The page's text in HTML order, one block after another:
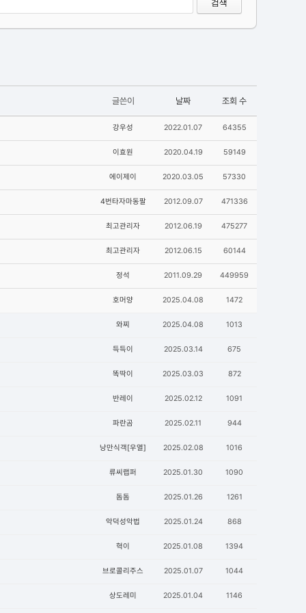
검색
글쓴이 날짜 조회 수
강우성 2022.01.07 64355
이효원 2020.04.19 59149
에이제이 2020.03.05 57330
4번타자마동팔 2012.09.07 471336
최고관리자 2012.06.19 475277
최고관리자 2012.06.15 60144
정석 2011.09.29 449959
호머양 2025.04.08 1472
와찌 2025.04.08 1013
득득이 2025.03.14 675
똑딱이 2025.03.03 872
반레이 2025.02.12 1091
파란곰 2025.02.11 944
낭만식객[우열] 2025.02.08 1016
류씨랩퍼 2025.01.30 1090
돔돔 2025.01.26 1261
악덕성악법 2025.01.24 868
혁이 2025.01.08 1394
브로콜리주스 2025.01.07 1044
상도레미 2025.01.04 1146